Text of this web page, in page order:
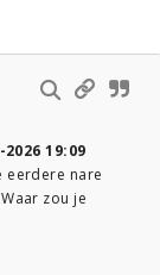
2026 19:09
eerdere nare
zou je